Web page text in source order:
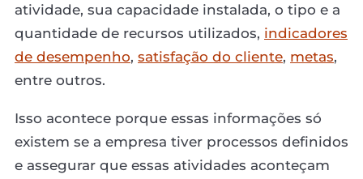
atividade, sua capacidade instalada, o tipo e a
quantidade de recursos utilizados, indicadores
de desempenho, satisfação do cliente, metas,
entre outros.
Isso acontece porque essas informações só
existem se a empresa tiver processos definidos
e assegurar que essas atividades aconteçam